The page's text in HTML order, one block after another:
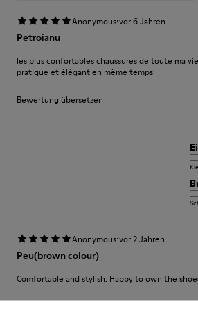
Anonymous·vor 6 Jahren
Petroianu
les plus confortables chaussures de toute ma
pratique et élégant en même temps
Bewertung übersetzen
Anonymous·vor 2 Jahren
Peu(brown colour)
Comfortable and stylish. Happy to own the